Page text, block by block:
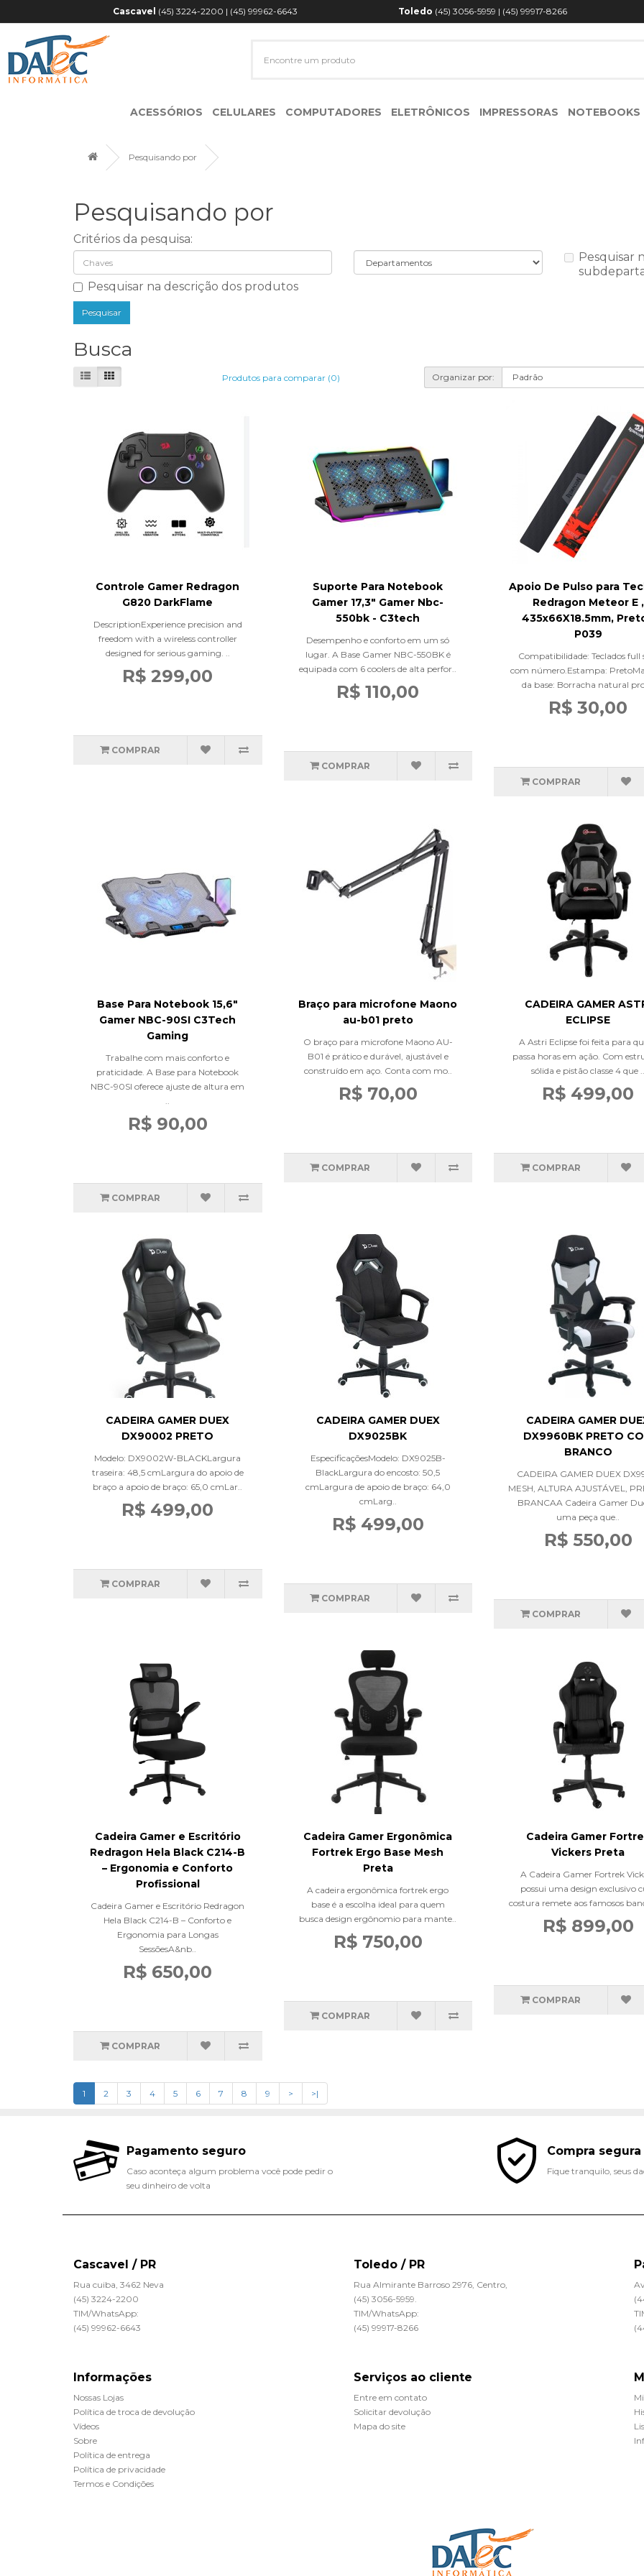
Cascavel (45) 3224-2200 | (45) 99962-6643 Toledo (45) 3056-5959 | (45) 99917-8266
ACESSÓRIOS CELULARES COMPUTADORES ELETRÔNICOS IMPRESSORAS NOTEBOOKS
Pesquisando por
Pesquisando por
Critérios da pesquisa:
Pesquisar
Pesquisar na descrição dos produtos
Busca
Produtos para comparar (0) Organizar por:
Controle Gamer Redragon
G820 DarkFlame
DescriptionExperience precision and
freedom with a wireless controller
designed for serious gaming. ..
R$ 299,00
COMPRAR
Suporte Para Notebook
Gamer 17,3" Gamer Nbc-
550bk - C3tech
Desempenho e conforto em um só
lugar. A Base Gamer NBC-550BK é
equipada com 6 coolers de alta perfor..
R$ 110,00
COMPRAR
Apoio De Pulso para
Redragon Meteor E ,
435x66X18.5mm,
P039
Compatibilidade: Teclados full
com número.Estampa:
da base: Borracha natural
R$ 30,00
COMPRAR
Base Para Notebook 15,6"
Gamer NBC-90SI C3Tech
Gaming
Trabalhe com mais conforto e
praticidade. A Base para Notebook
NBC-90SI oferece ajuste de altura em
R$ 90,00
COMPRAR
Braço para microfone Maono
au-b01 preto
O braço para microfone Maono AU-
B01 é prático e durável, ajustável e
construído em aço. Conta com mo..
R$ 70,00
COMPRAR
CADEIRA GAMER
ECLIPSE
A Astri Eclipse foi feita para
passa horas em ação. Com
sólida e pistão classe 4 que ..
R$ 499,00
COMPRAR
CADEIRA GAMER DUEX
DX90002 PRETO
Modelo: DX9002W-BLACKLargura
traseira: 48,5 cmLargura do apoio de
braço a apoio de braço: 65,0 cmLar..
R$ 499,00
COMPRAR
CADEIRA GAMER DUEX
DX9025BK
EspecificaçõesModelo: DX9025B-
BlackLargura do encosto: 50,5
cmLargura de apoio de braço: 64,0
cmLarg..
R$ 499,00
COMPRAR
CADEIRA GAMER
DX9960BK PRETO
BRANCO
CADEIRA GAMER DUEX
MESH, ALTURA AJUSTÁVEL,
BRANCAA Cadeira Gamer
uma peça que..
R$ 550,00
COMPRAR
Cadeira Gamer e Escritório
Redragon Hela Black C214-B
– Ergonomia e Conforto
Profissional
Cadeira Gamer e Escritório Redragon
Hela Black C214-B – Conforto e
Ergonomia para Longas
SessõesA&nb..
R$ 650,00
COMPRAR
Cadeira Gamer Ergonômica
Fortrek Ergo Base Mesh
Preta
A cadeira ergonômica fortrek ergo
base é a escolha ideal para quem
busca design ergônomio para mante..
R$ 750,00
COMPRAR
Cadeira Gamer
Vickers Preta
A Cadeira Gamer Fortrek
possui uma design exclusivo
costura remete aos famosos
R$ 899,00
COMPRAR
1 2 3 4 5 6 7 8 9 > >|
Pagamento seguro
Caso aconteça algum problema você pode pedir o
seu dinheiro de volta
Compra segura
Fique tranquilo, seus
Cascavel / PR
Rua cuiba, 3462 Neva
(45) 3224-2200
TIM/WhatsApp:
(45) 99962-6643
Toledo / PR
Rua Almirante Barroso 2976, Centro,
(45) 3056-5959.
TIM/WhatsApp:
(45) 99917-8266
Informações
Nossas Lojas
Política de troca de devolução
Vídeos
Sobre
Política de entrega
Política de privacidade
Termos e Condições
Serviços ao cliente
Entre em contato
Solicitar devolução
Mapa do site